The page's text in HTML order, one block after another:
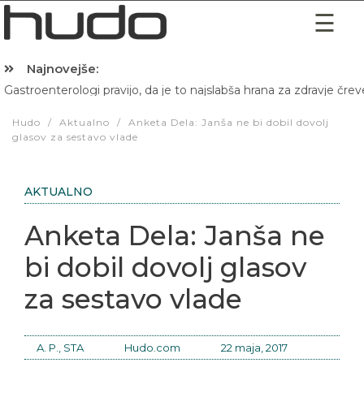
Najnovejše:
Gastroenterologi pravijo, da je to najslabša hrana za zdravje
Hudo / Aktualno /
Anketa Dela: Janša ne bi dobil dovolj
glasov za sestavo vlade
AKTUALNO
Anketa Dela: Janša ne
bi dobil dovolj glasov
za sestavo vlade
A. P., STA Hudo.com 22 maja, 2017